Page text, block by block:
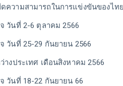
ความสามารถในการแข่งขันของไท
วันที่ 2-6 ตุลาคม 2566
วันที่ 25-29 กันยายน 2566
างประเทศ เดือนสิงหาคม 2566
วันที่ 18-22 กันยายน 66